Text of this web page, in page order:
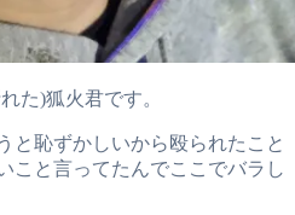
た)狐火君です。
と恥ずかしいから殴られたこと
こと言ってたんでここでバラし